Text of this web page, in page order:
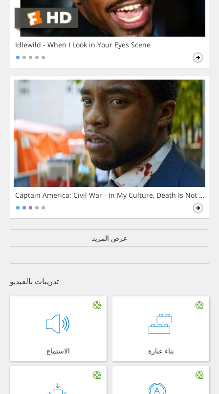
Idlewild - When I Look in Your Eyes Scene
Captain America: Civil War - In My Culture, Death Is Not The
عرض المزيد
تدريبات بالفيديو
الاستماع بناء عبارة